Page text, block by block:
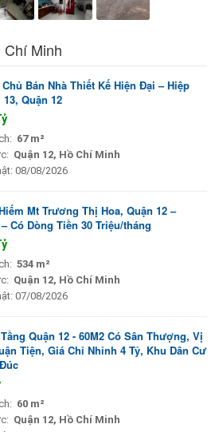
Chí Minh
Bán Nhà Thiết Kế Hiện Đại – Hiệp
13, Quận 12
67 m²
Quận 12, Hồ Chí Minh
08/08/2026
Mt Trương Thị Hoa, Quận 12 –
– Có Dòng Tiền 30 Triệu/tháng
534 m²
Quận 12, Hồ Chí Minh
07/08/2026
Quận 12 - 60M2 Có Sân Thượng, Vị
Tiện, Giá Chỉ Nhỉnh 4 Tỷ, Khu Dân Cư
60 m²
Quận 12, Hồ Chí Minh